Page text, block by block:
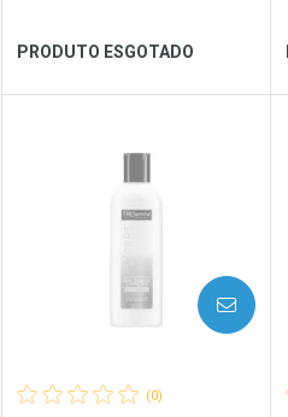
Ver Desconto Convênio
PRODUTO ESGOTADO
(0)
AVISE-ME